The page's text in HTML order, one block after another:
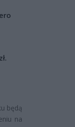
będą
na